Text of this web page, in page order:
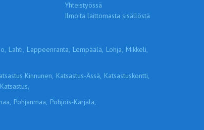
Yhteistyössä
Ilmoita laittomasta sisällöstä
Lahti, Lappeenranta, Lempäälä, Lohja, Mikkeli,
Kinnunen, Katsastus-Ässä, Katsastuskontti,
Pohjanmaa, Pohjois-Karjala,